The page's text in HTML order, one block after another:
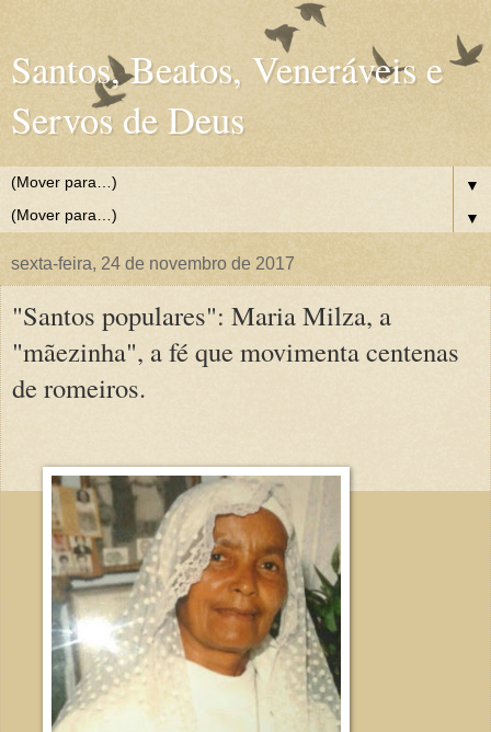
Santos, Beatos, Veneráveis e
Servos de Deus
▼
▼
sexta-feira, 24 de novembro de 2017
"Santos populares": Maria Milza, a
"mãezinha", a fé que movimenta centenas
de romeiros.